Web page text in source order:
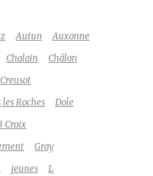
Autun
Auxonne
Chalain
Châlon
Creusot
Roches
Dole
Croix
Gray
jeunes
L